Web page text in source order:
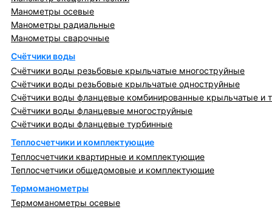
Манометры осевые
Манометры радиальные
Манометры сварочные
Счётчики воды
Счётчики воды резьбовые крыльчатые многоструйные
Счётчики воды резьбовые крыльчатые одноструйные
Счётчики воды фланцевые комбинированные крыльчатые и
Счётчики воды фланцевые многоструйные
Счётчики воды фланцевые турбинные
Теплосчетчики и комплектующие
Теплосчетчики квартирные и комплектующие
Теплосчетчики общедомовые и комплектующие
Термоманометры
Термоманометры осевые